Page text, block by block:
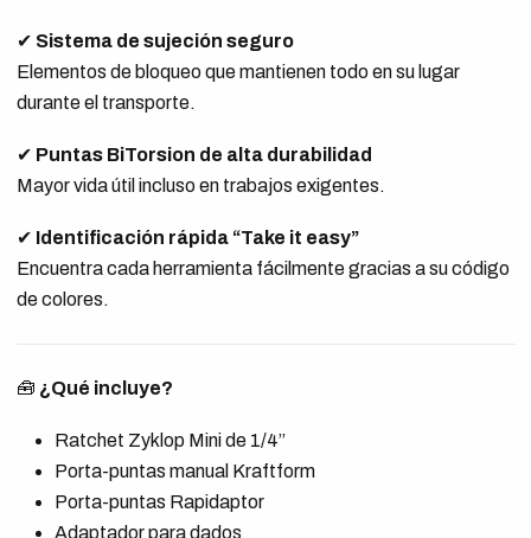
✔ Sistema de sujeción seguro
Elementos de bloqueo que mantienen todo en su lugar
durante el transporte.
✔ Puntas BiTorsion de alta durabilidad
Mayor vida útil incluso en trabajos exigentes.
✔ Identificación rápida “Take it easy”
Encuentra cada herramienta fácilmente gracias a su código
de colores.
🧰 ¿Qué incluye?
Ratchet Zyklop Mini de 1/4”
Porta-puntas manual Kraftform
Porta-puntas Rapidaptor
Adaptador para dados